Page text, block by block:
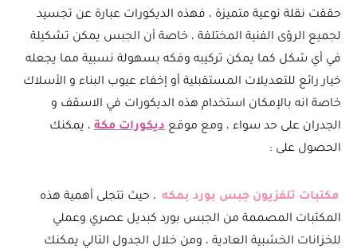
حققت نقلة نوعية متميزة ، فهذه الديكورات عبارة عن تجسيد
لجميع الرؤى الفنية المختلفة ، خاصة أن الجبس يمكن تشكيلة
في أي شكل كما يمكن تركيبه وفكه بسهولة نسبية مما يجعله
خيار رائع للتعديلات المستقبلية أو إخفاء عيوب البناء و الأسلاك
خاصة انه بالإمكان استخدام هذه الديكورات في الاسقف و
الجدران على حد سواء ، ومع موقع ديكورات مكة ، يمكنك
الحصول على :
مكتبات تلفزيون جبس بورد بمكه ، حيث تتجلى أهمية هذه
المكتبات المصممة من الجبس بورد كبديل عصري وعملي
للخزانات الخشبية العادية ، ومن خلال الجدول التالي يمكنك